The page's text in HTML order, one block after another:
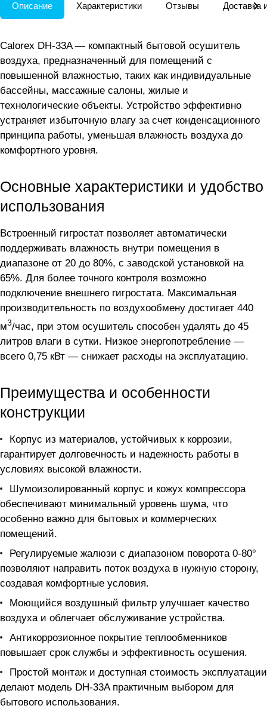
Описание Характеристики Отзывы Доставка
Calorex DH-33A — компактный бытовой осушитель
воздуха, предназначенный для помещений с
повышенной влажностью, таких как индивидуальные
бассейны, массажные салоны, жилые и
технологические объекты. Устройство эффективно
устраняет избыточную влагу за счет конденсационного
принципа работы, уменьшая влажность воздуха до
комфортного уровня.
Основные характеристики и удобство
использования
Встроенный гигростат позволяет автоматически
поддерживать влажность внутри помещения в
диапазоне от 20 до 80%, с заводской установкой на
65%. Для более точного контроля возможно
подключение внешнего гигростата. Максимальная
производительность по воздухообмену достигает 440
м3/час, при этом осушитель способен удалять до 45
литров влаги в сутки. Низкое энергопотребление —
всего 0,75 кВт — снижает расходы на эксплуатацию.
Преимущества и особенности
конструкции
Корпус из материалов, устойчивых к коррозии,
гарантирует долговечность и надежность работы в
условиях высокой влажности.
Шумоизолированный корпус и кожух компрессора
обеспечивают минимальный уровень шума, что
особенно важно для бытовых и коммерческих
помещений.
Регулируемые жалюзи с диапазоном поворота 0-80°
позволяют направить поток воздуха в нужную сторону,
создавая комфортные условия.
Моющийся воздушный фильтр улучшает качество
воздуха и облегчает обслуживание устройства.
Антикоррозионное покрытие теплообменников
повышает срок службы и эффективность осушения.
Простой монтаж и доступная стоимость эксплуатации
делают модель DH-33A практичным выбором для
бытового использования.